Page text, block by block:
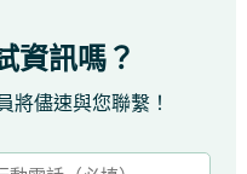
資訊嗎？
將儘速與您聯繫！